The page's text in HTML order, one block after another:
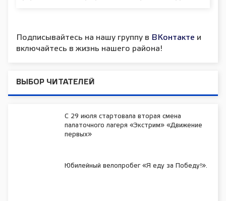
Подписывайтесь на нашу группу в ВКонтакте и
включайтесь в жизнь нашего района!
ВЫБОР ЧИТАТЕЛЕЙ
С 29 июля стартовала вторая смена
палаточного лагеря «Экстрим» «Движение
первых»
Юбилейный велопробег «Я еду за Победу!».